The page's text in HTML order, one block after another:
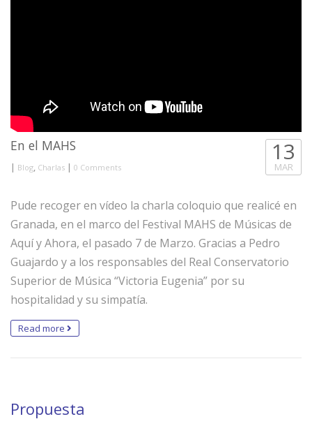
En el MAHS
| Blog, Charlas | 0 Comments
13
MAR
Pude recoger en vídeo la charla coloquio que realicé en
Granada, en el marco del Festival MAHS de Músicas de
Aquí y Ahora, el pasado 7 de Marzo. Gracias a Pedro
Guajardo y a los responsables del Real Conservatorio
Superior de Música “Victoria Eugenia” por su
hospitalidad y su simpatía.
Read more
Propuesta